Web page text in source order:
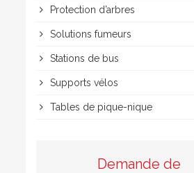
Protection d’arbres
Solutions fumeurs
Stations de bus
Supports vélos
Tables de pique-nique
Demande de